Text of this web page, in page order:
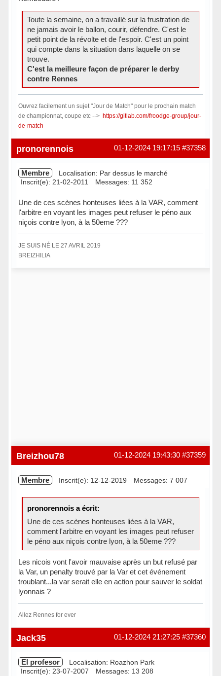
Toute la semaine, on a travaillé sur la frustration de
ne jamais avoir le ballon, courir, défendre. C'est le
petit point de la révolte et de l'espoir. C'est un point
qui compte dans la situation dans laquelle on se
trouve.
C'est la meilleure façon de préparer le derby
contre Rennes
Ouvrez facilement un sujet "Jour de Match" pour le prochain match
de championnat, coupe etc --> https://gitlab.com/froodge-group/jour-
de-match
Hors ligne #37358
01-12-2024 19:17:15
pronorennois
Membre
Localisation: Par dessus le marché
Inscrit(e): 21-02-2011
Messages: 11 352
Une de ces scènes honteuses liées à la VAR, comment
l'arbitre en voyant les images peut refuser le péno aux
niçois contre lyon, à la 50eme ???
JE SUIS NÉ LE 27 AVRIL 2019
BREIZHILIA
#37359
01-12-2024 19:43:30
Breizhou78
Membre Inscrit(e): 12-12-2019 Messages: 7 007
pronorennois a écrit:
Une de ces scènes honteuses liées à la VAR,
comment l'arbitre en voyant les images peut refuser
le péno aux niçois contre lyon, à la 50eme ???
Les nicois vont l'avoir mauvaise après un but refusé par
la Var, un penalty trouvé par la Var et cet événement
troublant...la var serait elle en action pour sauver le soldat
lyonnais ?
Allez Rennes for ever
Hors ligne #37360
01-12-2024 21:27:25
Jack35
El profesor
Localisation: Roazhon Park
Inscrit(e): 23-07-2007
Messages: 13 208